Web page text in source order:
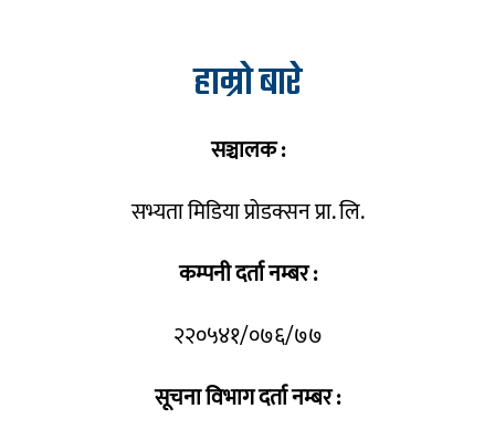
हाम्रो बारे
सञ्चालक :
सभ्यता मिडिया प्रोडक्सन प्रा. लि.
कम्पनी दर्ता नम्बर :
२२०५४१/०७६/७७
सूचना विभाग दर्ता नम्बर :